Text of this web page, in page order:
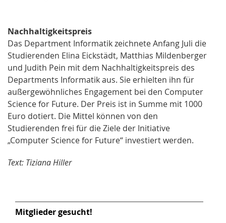
Nachhaltigkeitspreis
Das Department Informatik zeichnete Anfang Juli die
Studierenden Elina Eickstädt, Matthias Mildenberger
und Judith Pein mit dem Nachhaltigkeitspreis des
Departments Informatik aus. Sie erhielten ihn für
außergewöhnliches Engagement bei den Computer
Science for Future. Der Preis ist in Summe mit 1000
Euro dotiert. Die Mittel können von den
Studierenden frei für die Ziele der Initiative
„Computer Science for Future“ investiert werden.
Text: Tiziana Hiller
Mitglieder gesucht!